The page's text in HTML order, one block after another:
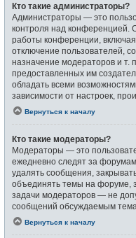
Кто такие администраторы?
Администраторы — это
контроля над конференцией.
работы конференции, включая
отключение пользователей,
назначение модераторов и т.
предоставленных им
обладать всеми
зависимости от настроек,
Вернуться к началу
Кто такие модераторы?
Модераторы — это
ежедневно следят за
удалять сообщения,
объединять темы на форуме,
задачи модераторов — не
сообщений обсуждаемым
Вернуться к началу